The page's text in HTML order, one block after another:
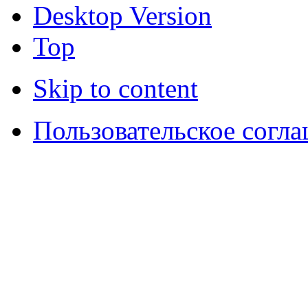
Desktop Version
Top
Skip to content
Пользовательское